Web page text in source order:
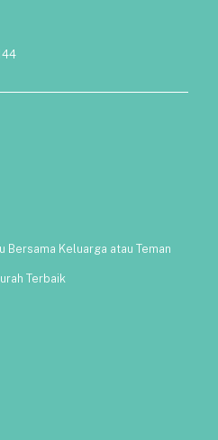
Bersama Keluarga atau Teman
Terbaik